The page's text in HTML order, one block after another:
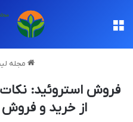
مجله
فروش استروئید:
از خرید و فروش